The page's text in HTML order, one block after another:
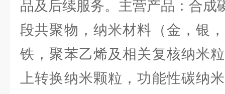
品及后续服务。主营产品：合成
段共聚物，纳米材料（金，银
铁，聚苯乙烯及相关复核纳米
上转换纳米颗粒，功能性碳纳